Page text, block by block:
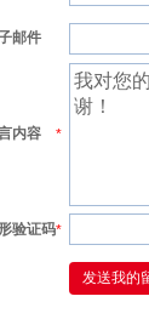
邮件
内容 *
验证码*